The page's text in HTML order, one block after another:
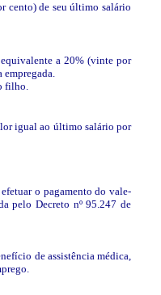
cento) de seu último salário
equivalente a 20% (vinte por
filho.
igual ao último salário por
o pagamento do vale-
pelo Decreto nº 95.247 de
de assistência médica,